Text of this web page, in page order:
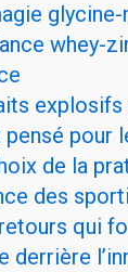
whey-
pour
de la
des
qui
derrière